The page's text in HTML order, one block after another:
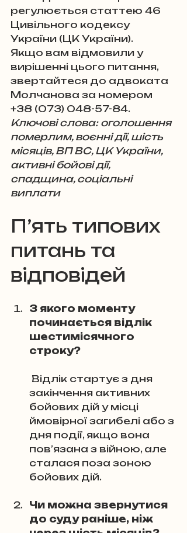
регулюється статтею 46
Цивільного кодексу
України (ЦК України).
Якщо вам відмовили у
вирішенні цього питання,
звертайтеся до адвоката
Молчанова за номером
+38 (073) 048-57-84.
Ключові слова: оголошення
померлим, воєнні дії, шість
місяців, ВП ВС, ЦК України,
активні бойові дії,
спадщина, соціальні
виплати
П’ять типових
питань та
відповідей
З якого моменту
починається відлік
шестимісячного
строку?
закінчення активних
бойових дій у місці
ймовірної загибелі або з
дня події, якщо вона
пов’язана з війною, але
сталася поза зоною
бойових дій.
Чи можна звернутися
до суду раніше, ніж